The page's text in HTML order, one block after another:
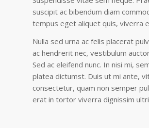
suscipit ac bibendum diam
tempus eget aliquet quis, viverra
Nulla sed urna ac felis placerat
ac hendrerit nec, vestibulum
Sed ac eleifend nunc. In nisi mi,
platea dictumst. Duis ut mi ante,
consectetur, quam non semper
erat in tortor viverra dignissim